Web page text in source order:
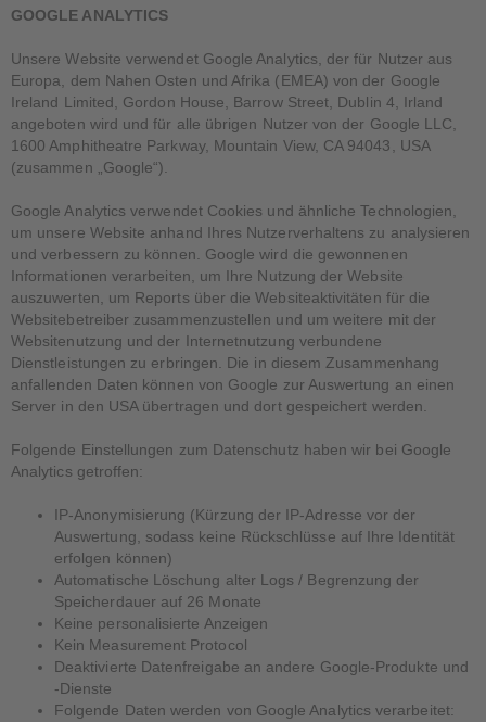
GOOGLE ANALYTICS
Unsere Website verwendet Google Analytics, der für Nutzer aus
Europa, dem Nahen Osten und Afrika (EMEA) von der Google
Ireland Limited, Gordon House, Barrow Street, Dublin 4, Irland
angeboten wird und für alle übrigen Nutzer von der Google LLC,
1600 Amphitheatre Parkway, Mountain View, CA 94043, USA
(zusammen „Google“).
Google Analytics verwendet Cookies und ähnliche Technologien,
um unsere Website anhand Ihres Nutzerverhaltens zu analysieren
und verbessern zu können. Google wird die gewonnenen
Informationen verarbeiten, um Ihre Nutzung der Website
auszuwerten, um Reports über die Websiteaktivitäten für die
Websitebetreiber zusammenzustellen und um weitere mit der
Websitenutzung und der Internetnutzung verbundene
Dienstleistungen zu erbringen. Die in diesem Zusammenhang
anfallenden Daten können von Google zur Auswertung an einen
Server in den USA übertragen und dort gespeichert werden.
Folgende Einstellungen zum Datenschutz haben wir bei Google
Analytics getroffen:
IP-Anonymisierung (Kürzung der IP-Adresse vor der
Auswertung, sodass keine Rückschlüsse auf Ihre Identität
erfolgen können)
Automatische Löschung alter Logs / Begrenzung der
Speicherdauer auf 26 Monate
Keine personalisierte Anzeigen
Kein Measurement Protocol
Deaktivierte Datenfreigabe an andere Google-Produkte und
-Dienste
Folgende Daten werden von Google Analytics verarbeitet: